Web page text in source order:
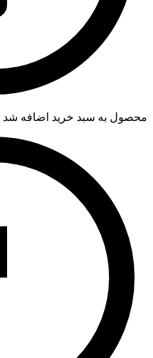
محصول به سبد خرید اضافه شد